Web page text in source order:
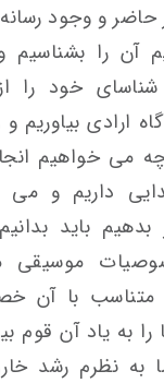
حاضر و وجود
آن را
خود را
ارادی بیاوریم
چه می خواهیم
داریم و می
بدهیم باید
با آن
به یاد آن قوم
نظرم رشد